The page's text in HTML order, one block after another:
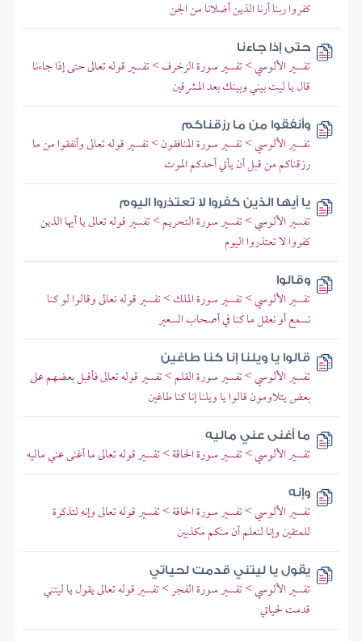
كفروا ربنا أرنا الذين أضلانا من الجن
حتى إذا جاءنا
تفسير الألوسي > تفسير سورة الزخرف > تفسير قوله تعالى حتى إذا جاءنا
قال يا ليت بيني وبينك بعد المشرقين
وأنفقوا من ما رزقناكم
تفسير الألوسي > تفسير سورة المنافقون > تفسير قوله تعالى وأنفقوا من ما
رزقناكم من قبل أن يأتي أحدكم الموت
يا أيها الذين كفروا لا تعتذروا اليوم
تفسير الألوسي > تفسير سورة التحريم > تفسير قوله تعالى يا أيها الذين
كفروا لا تعتذروا اليوم
وقالوا
تفسير الألوسي > تفسير سورة الملك > تفسير قوله تعالى وقالوا لو كنا
نسمع أو نعقل ما كنا في أصحاب السعير
قالوا يا ويلنا إنا كنا طاغين
تفسير الألوسي > تفسير سورة القلم > تفسير قوله تعالى فأقبل بعضهم على
بعض يتلاومون قالوا يا ويلنا إنا كنا طاغين
ما أغنى عني ماليه
تفسير الألوسي > تفسير سورة الحاقة > تفسير قوله تعالى ما أغنى عني ماليه
وإنه
تفسير الألوسي > تفسير سورة الحاقة > تفسير قوله تعالى وإنه لتذكرة
للمتقين وإنا لنعلم أن منكم مكذبين
يقول يا ليتني قدمت لحياتي
تفسير الألوسي > تفسير سورة الفجر > تفسير قوله تعالى يقول يا ليتني
قدمت لحياتي